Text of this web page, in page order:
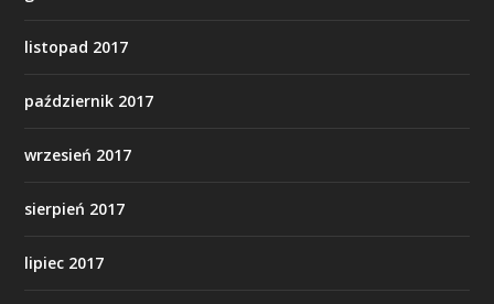
listopad 2017
październik 2017
wrzesień 2017
sierpień 2017
lipiec 2017